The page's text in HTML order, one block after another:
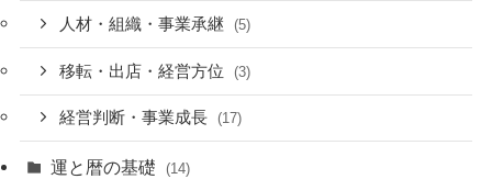
人材・組織・事業承継 (5)
移転・出店・経営方位 (3)
経営判断・事業成長 (17)
運と暦の基礎 (14)